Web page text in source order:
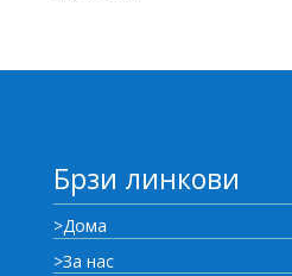
Брзи линкови
>Дома
>За нас